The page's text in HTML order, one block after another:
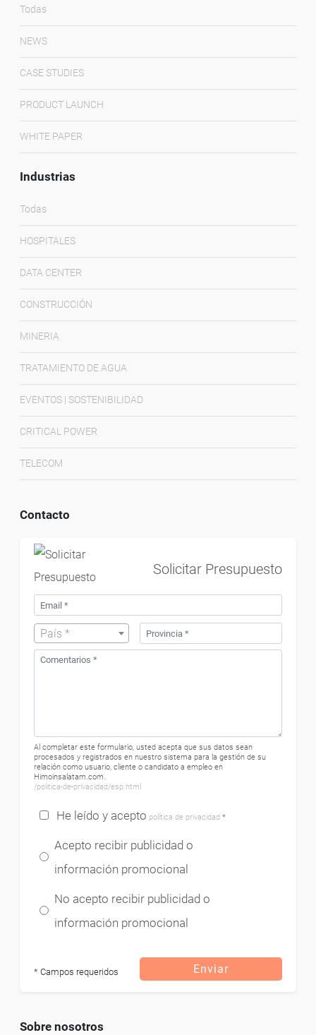
Todas
NEWS
CASE STUDIES
PRODUCT LAUNCH
WHITE PAPER
Industrias
Todas
HOSPITALES
DATA CENTER
CONSTRUCCIÓN
MINERIA
TRATAMIENTO DE AGUA
EVENTOS | SOSTENIBILIDAD
CRITICAL POWER
TELECOM
Contacto
Solicitar Presupuesto
País *
Al completar este formulario, usted acepta que sus datos sean
procesados ​​y registrados en nuestro sistema para la gestión de su
relación como usuario, cliente o candidato a empleo en
Himoinsalatam.com.
/politica-de-privacidad/esp.html
He leído y acepto política de privacidad *
Acepto recibir publicidad o
información promocional
No acepto recibir publicidad o
información promocional
* Campos requeridos Enviar
Sobre nosotros